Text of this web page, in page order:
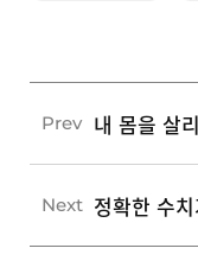
Prev
Next